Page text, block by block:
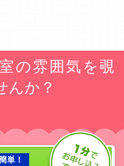
の雰囲気を覗
んか？
単！